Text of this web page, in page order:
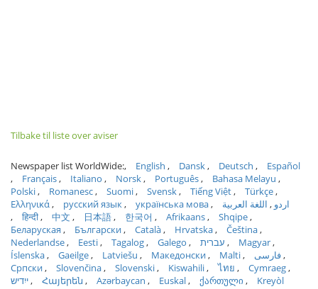
Tilbake til liste over aviser
Newspaper list WorldWide: English Dansk Deutsch
Español
Français
Italiano Norsk Português
Bahasa Melayu
Polski
Romanesc Suomi Svensk Tiếng Việt
Türkçe
Ελληνικά
русский язык українська мова اردو
اللغة العربية
हिन्दी
中文 日本語 한국어 Afrikaans
Shqipe
Беларуская
Български Català Hrvatska
Čeština
Nederlandse
Eesti Tagalog Galego עברית
Magyar
Íslenska
Gaeilge Latviešu Македонски Malti
فارسی
Српски
Slovenčina Slovenski Kiswahili ไทย
Cymraeg
ייִדיש
Հայերեն Azərbaycan Euskal ქართული
Kreyòl